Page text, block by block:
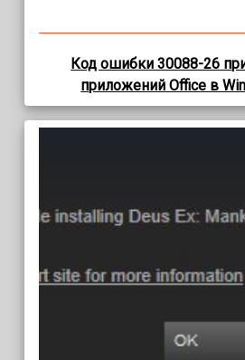
Код ошибки 30088-26
приложений Office в